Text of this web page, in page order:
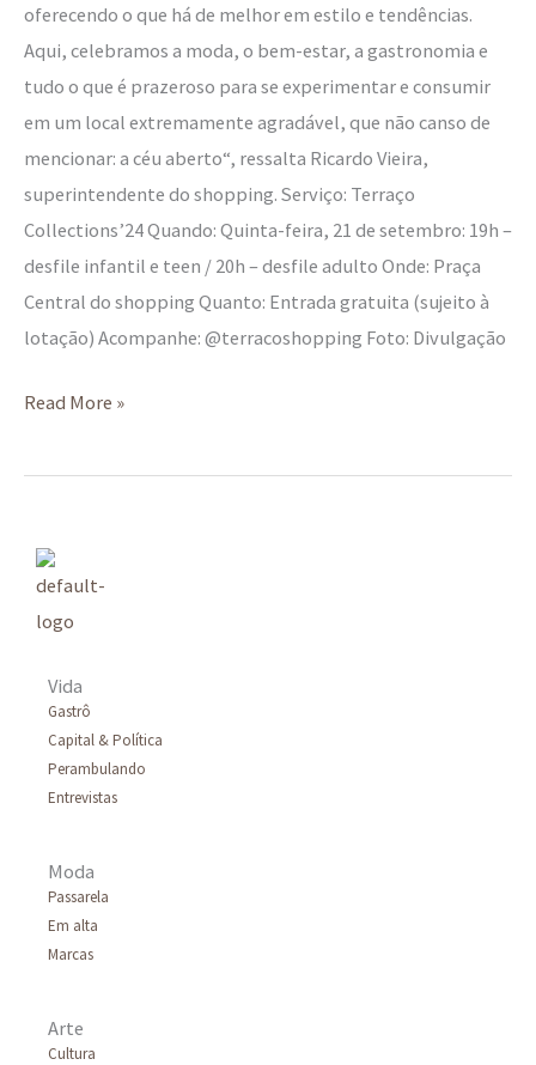
oferecendo o que há de melhor em estilo e tendências.
Aqui, celebramos a moda, o bem-estar, a gastronomia e
tudo o que é prazeroso para se experimentar e consumir
em um local extremamente agradável, que não canso de
mencionar: a céu aberto“, ressalta Ricardo Vieira,
superintendente do shopping. Serviço: Terraço
Collections’24 Quando: Quinta-feira, 21 de setembro: 19h –
desfile infantil e teen / 20h – desfile adulto Onde: Praça
Central do shopping Quanto: Entrada gratuita (sujeito à
lotação) Acompanhe: @terracoshopping Foto: Divulgação
Read More »
Vida
Gastrô
Capital & Política
Perambulando
Entrevistas
Moda
Passarela
Em alta
Marcas
Arte
Cultura